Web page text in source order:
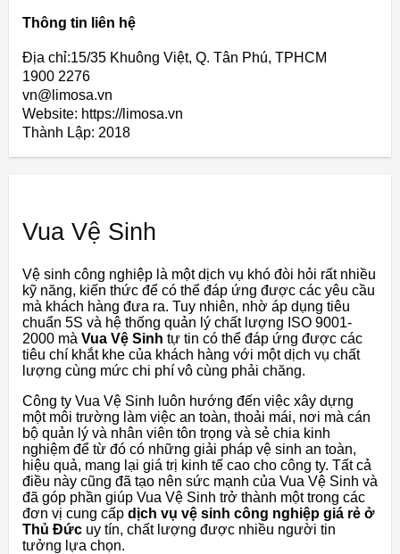
Thông tin liên hệ
Địa chỉ:15/35 Khuông Việt, Q. Tân Phú, TPHCM
1900 2276
vn@limosa.vn
Website: https://limosa.vn
Thành Lập: 2018
Vua Vệ Sinh
Vệ sinh công nghiệp là một dịch vụ khó đòi hỏi rất nhiều
kỹ năng, kiến thức để có thể đáp ứng được các yêu cầu
mà khách hàng đưa ra. Tuy nhiên, nhờ áp dụng tiêu
chuẩn 5S và hệ thống quản lý chất lượng ISO 9001-
2000 mà Vua Vệ Sinh tự tin có thể đáp ứng được các
tiêu chí khắt khe của khách hàng với một dịch vụ chất
lượng cùng mức chi phí vô cùng phải chăng.
Công ty Vua Vệ Sinh luôn hướng đến việc xây dựng
một môi trường làm việc an toàn, thoải mái, nơi mà cán
bộ quản lý và nhân viên tôn trọng và sẻ chia kinh
nghiệm để từ đó có những giải pháp vệ sinh an toàn,
hiệu quả, mang lại giá trị kinh tế cao cho công ty. Tất cả
điều này cũng đã tạo nên sức mạnh của Vua Vệ Sinh và
đã góp phần giúp Vua Vệ Sinh trở thành một trong các
đơn vị cung cấp dịch vụ vệ sinh công nghiệp giá rẻ ở
Thủ Đức uy tín, chất lượng được nhiều người tin
tưởng lựa chọn.